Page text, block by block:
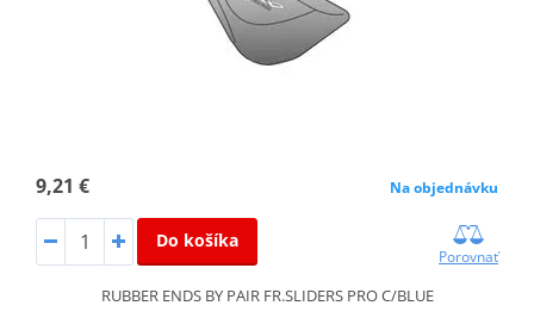
9,21 € Na objednávku
Do košíka
Porovnať
RUBBER ENDS BY PAIR FR.SLIDERS PRO C/BLUE